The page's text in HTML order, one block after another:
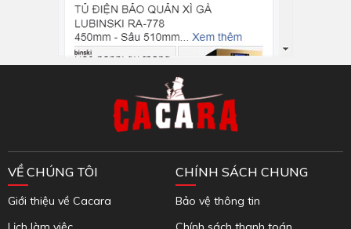
VỀ CHÚNG TÔI
Giới thiệu về Cacara
CHÍNH SÁCH CHUNG
Bảo vệ thông tin